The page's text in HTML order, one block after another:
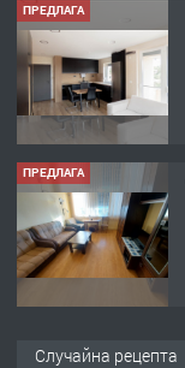
ПРЕДЛАГА
ПРЕДЛАГА
Случайна рецепта